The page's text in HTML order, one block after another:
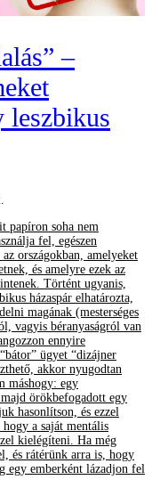
–
leszbikus
papíron soha nem
fel, egészen
országokban, amelyeket
és amelyre ezek az
Történt ugyanis,
házaspár elhatározta,
magának (mesterséges
vagyis béranyaságról van
ennyire
ügyet “dizájner
akkor nyugodtan
máshogy: egy
örökbefogadott egy
hasonlítson, és ezzel
a saját mentális
kielégíteni. Ha még
és rátérünk arra is, hogy
egy emberként lázadjon fel